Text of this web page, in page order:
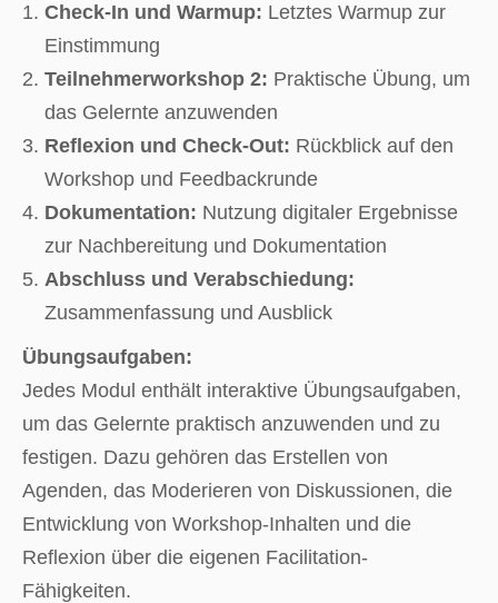
Check-In und Warmup: Letztes Warmup zur
Einstimmung
Teilnehmerworkshop 2: Praktische Übung, um
das Gelernte anzuwenden
Reflexion und Check-Out: Rückblick auf den
Workshop und Feedbackrunde
Dokumentation: Nutzung digitaler Ergebnisse
zur Nachbereitung und Dokumentation
Abschluss und Verabschiedung:
Zusammenfassung und Ausblick
Übungsaufgaben:
Jedes Modul enthält interaktive Übungsaufgaben,
um das Gelernte praktisch anzuwenden und zu
festigen. Dazu gehören das Erstellen von
Agenden, das Moderieren von Diskussionen, die
Entwicklung von Workshop-Inhalten und die
Reflexion über die eigenen Facilitation-
Fähigkeiten.